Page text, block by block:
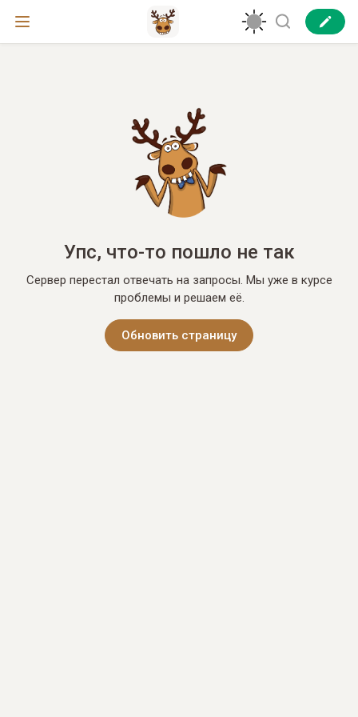
Упс, что-то пошло не так
Сервер перестал отвечать на запросы. Мы уже в курсе
проблемы и решаем её.
Обновить страницу